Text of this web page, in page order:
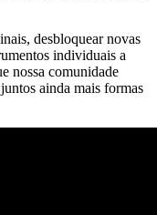
desbloquear novas
individuais a
nossa comunidade
ainda mais formas